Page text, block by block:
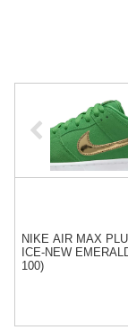
NIKE AIR MAX
ICE-NEW
100)